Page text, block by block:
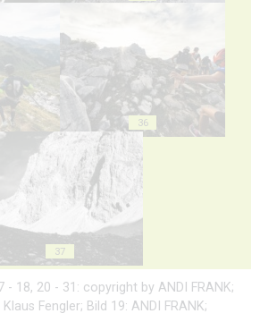
36
37
- 18, 20 - 31: copyright by ANDI FRANK;
Fengler; Bild 19: ANDI FRANK;